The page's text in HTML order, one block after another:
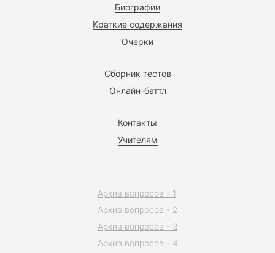
Биографии
Краткие содержания
Очерки
Сборник тестов
Онлайн-баттл
Контакты
Учителям
Архив вопросов - 1
Архив вопросов - 2
Архив вопросов - 3
Архив вопросов - 4